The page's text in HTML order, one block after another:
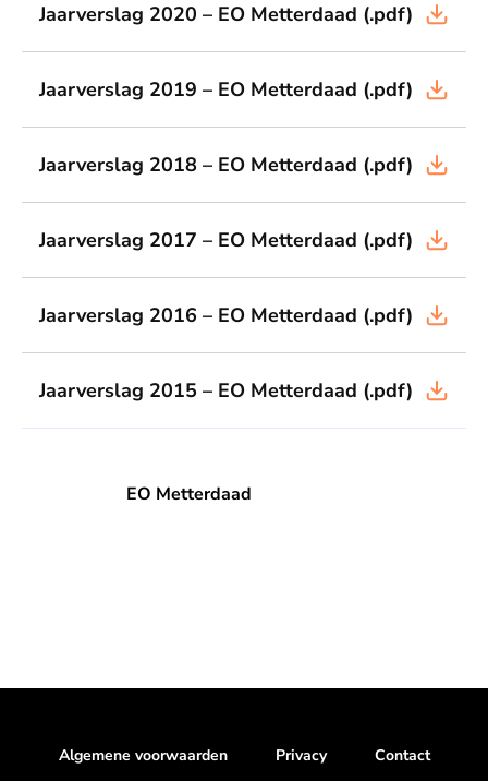
Jaarverslag 2020 – EO Metterdaad (.pdf)
Jaarverslag 2019 – EO Metterdaad (.pdf)
Jaarverslag 2018 – EO Metterdaad (.pdf)
Jaarverslag 2017 – EO Metterdaad (.pdf)
Jaarverslag 2016 – EO Metterdaad (.pdf)
Jaarverslag 2015 – EO Metterdaad (.pdf)
EO Metterdaad
EO Metterdaad
Algemene voorwaarden Privacy Contact